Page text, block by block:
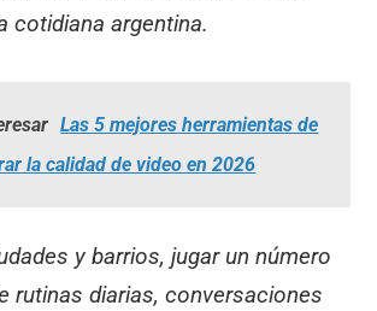
cotidiana argentina.
Las 5 mejores herramientas de
la calidad de video en 2026
y barrios, jugar un número
rutinas diarias, conversaciones